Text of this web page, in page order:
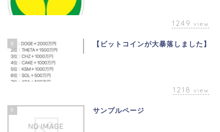
1249 view
8 【ビットコインが大暴落しました】
1218 view
9 サンプルページ